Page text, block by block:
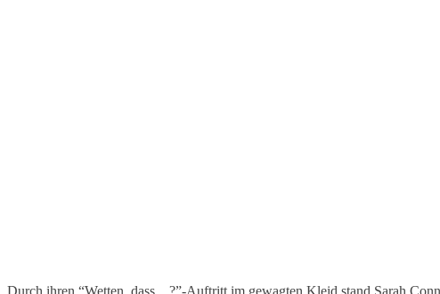
Durch ihren “Wetten, dass…?”-Auftritt im gewagten Kleid stand Sarah